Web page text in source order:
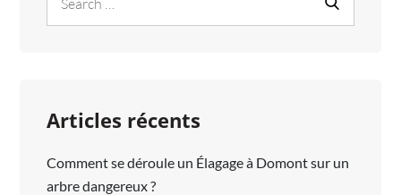
for:
Articles récents
Comment se déroule un Élagage à Domont sur un
arbre dangereux ?